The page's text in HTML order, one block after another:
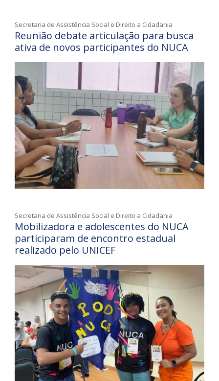
Secretaria de Assistência Social e Direito a Cidadania
Reunião debate articulação para busca
ativa de novos participantes do NUCA
Secretaria de Assistência Social e Direito a Cidadania
Mobilizadora e adolescentes do NUCA
participaram de encontro estadual
realizado pelo UNICEF